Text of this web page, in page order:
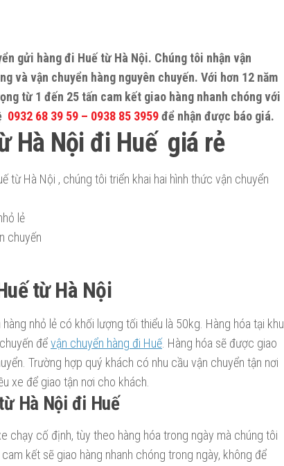
gửi hàng đi Huế từ Hà Nội. Chúng tôi nhận vận
và vận chuyển hàng nguyên chuyến. Với hơn 12 năm
từ 1 đến 25 tấn cam kết giao hàng nhanh chóng với
0932 68 39 59 – 0938 85 3959để nhận được báo giá.
Hà Nội đi Huế giá rẻ
từ Hà Nội , chúng tôi triển khai hai hình thức vận chuyển
lẻ
chuyến
từ Hà Nội
nhỏ lẻ có khối lượng tối thiểu là 50kg. Hàng hóa tại khu
đểvận chuyển hàng đi Huế . Hàng hóa sẽ được giao
Trường hợp quý khách có nhu cầu vận chuyển tận nơi
xe để giao tận nơi cho khách.
Hà Nội đi Huế
chạy cố định, tùy theo hàng hóa trong ngày mà chúng tôi
kết sẽ giao hàng nhanh chóng trong ngày, không để